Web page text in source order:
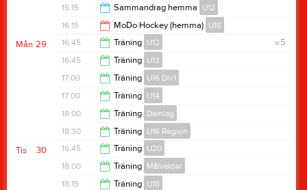
12:45
15:00
15:15 Sammandrag hemma U12
18:45
16:15 MoDo Hockey (hemma) U18
18:15
29
Mån v.5
16:45 Träning U12
18:00
16:45 Träning U13
18:00
17:00 Träning U16 Div1
18:15
17:00 Träning U14
18:15
18:00 Träning Damlag
21:00
18:30 Träning U16 Region
19:45
30
Tis 16:45 Träning U20
18:00
18:00 Träning Målvakter
18:15 Träning U18